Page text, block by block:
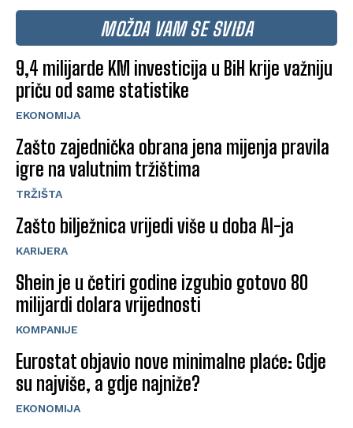
MOŽDA VAM SE SVIĐA
9,4 milijarde KM investicija u BiH krije važniju
priču od same statistike
EKONOMIJA
Zašto zajednička obrana jena mijenja pravila
igre na valutnim tržištima
TRŽIŠTA
Zašto bilježnica vrijedi više u doba AI-ja
KARIJERA
Shein je u četiri godine izgubio gotovo 80
milijardi dolara vrijednosti
KOMPANIJE
Eurostat objavio nove minimalne plaće: Gdje
su najviše, a gdje najniže?
EKONOMIJA